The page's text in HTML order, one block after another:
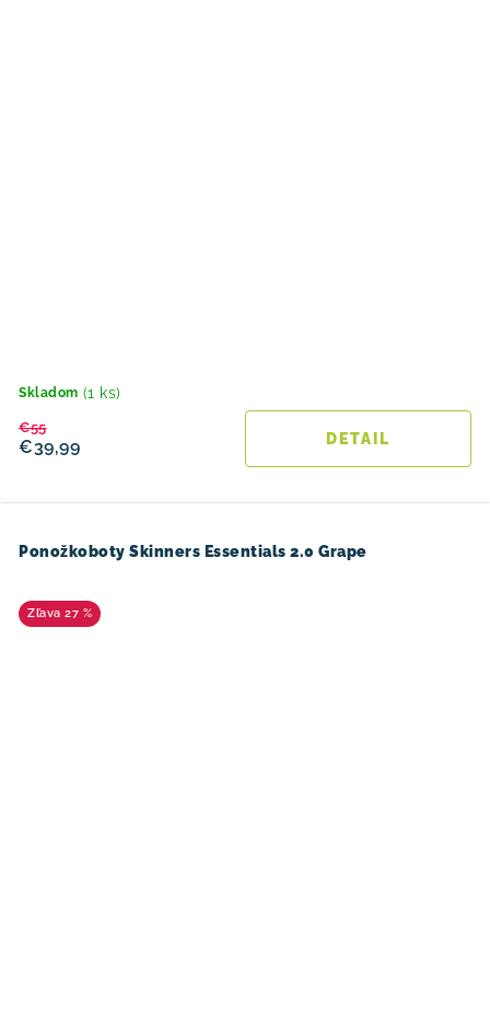
Skladom (1 ks)
€39,99
€55
DETAIL
Ponožkoboty Skinners Essentials 2.0 Grape
27 %